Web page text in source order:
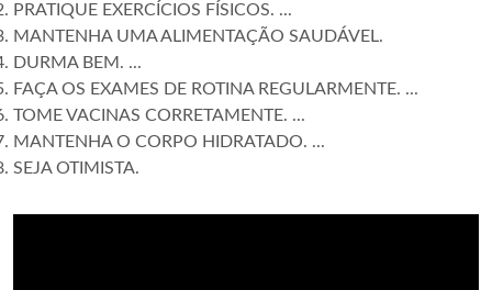
PRATIQUE EXERCÍCIOS FÍSICOS. ...
MANTENHA UMA ALIMENTAÇÃO SAUDÁVEL.
DURMA BEM. ...
FAÇA OS EXAMES DE ROTINA REGULARMENTE. ...
TOME VACINAS CORRETAMENTE. ...
MANTENHA O CORPO HIDRATADO. ...
SEJA OTIMISTA.